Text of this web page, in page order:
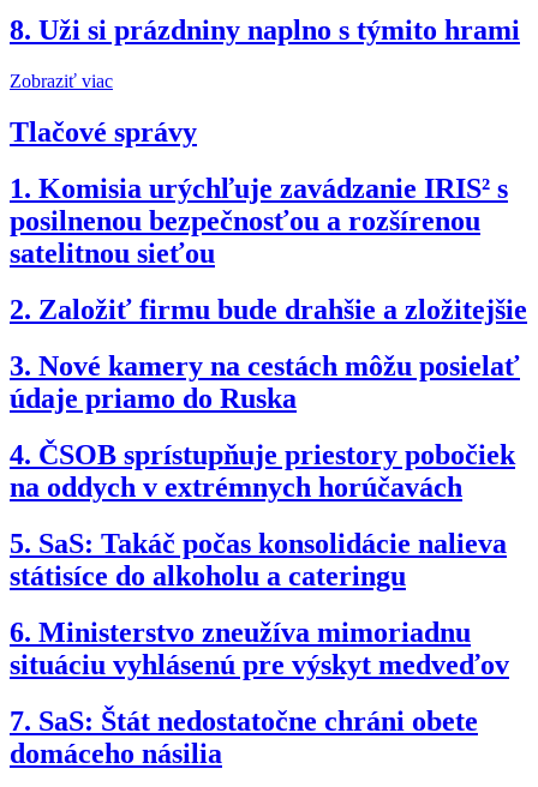
8. Uži si prázdniny naplno s týmito hrami
Zobraziť viac
Tlačové správy
1. Komisia urýchľuje zavádzanie IRIS² s
posilnenou bezpečnosťou a rozšírenou
satelitnou sieťou
2. Založiť firmu bude drahšie a zložitejšie
3. Nové kamery na cestách môžu posielať
údaje priamo do Ruska
4. ČSOB sprístupňuje priestory pobočiek
na oddych v extrémnych horúčavách
5. SaS: Takáč počas konsolidácie nalieva
státisíce do alkoholu a cateringu
6. Ministerstvo zneužíva mimoriadnu
situáciu vyhlásenú pre výskyt medveďov
7. SaS: Štát nedostatočne chráni obete
domáceho násilia